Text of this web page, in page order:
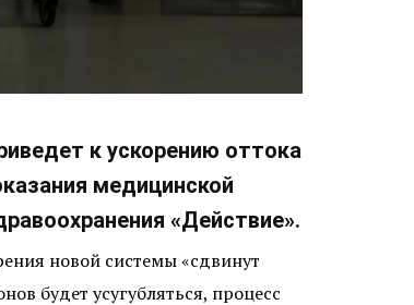
к ускорению оттока
медицинской
«Действие».
новой системы «сдвинут
будет усугубляться, процесс